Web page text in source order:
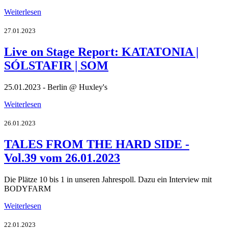
Weiterlesen
27.01.2023
Live on Stage Report: KATATONIA |
SÓLSTAFIR | SOM
25.01.2023 - Berlin @ Huxley's
Weiterlesen
26.01.2023
TALES FROM THE HARD SIDE -
Vol.39 vom 26.01.2023
Die Plätze 10 bis 1 in unseren Jahrespoll. Dazu ein Interview mit
BODYFARM
Weiterlesen
22.01.2023